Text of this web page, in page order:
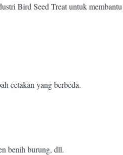
Bird Seed Treat untuk
cetakan yang berbeda.
benih burung, dll.